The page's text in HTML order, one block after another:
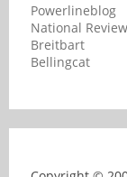
Powerlineblog
National Review
Breitbart
Bellingcat